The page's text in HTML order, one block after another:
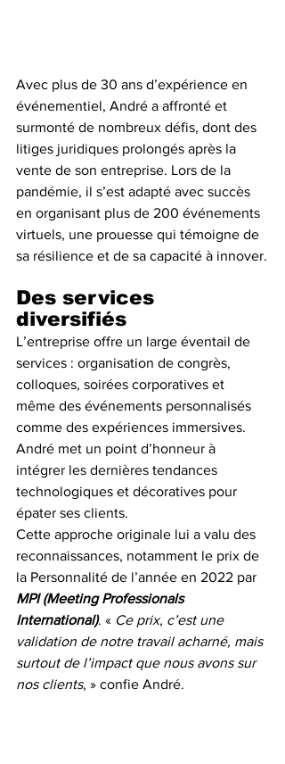
Avec plus de 30 ans d’expérience en
événementiel, André a affronté et
surmonté de nombreux défis, dont des
litiges juridiques prolongés après la
vente de son entreprise. Lors de la
pandémie, il s’est adapté avec succès
en organisant plus de 200 événements
virtuels, une prouesse qui témoigne de
sa résilience et de sa capacité à innover.
Des services
diversifiés
L’entreprise offre un large éventail de
services : organisation de congrès,
colloques, soirées corporatives et
même des événements personnalisés
comme des expériences immersives.
André met un point d’honneur à
intégrer les dernières tendances
technologiques et décoratives pour
épater ses clients.
Cette approche originale lui a valu des
reconnaissances, notamment le prix de
la Personnalité de l’année en 2022 par
MPI (Meeting Professionals
International). « Ce prix, c’est une
validation de notre travail acharné, mais
surtout de l’impact que nous avons sur
nos clients, » confie André.